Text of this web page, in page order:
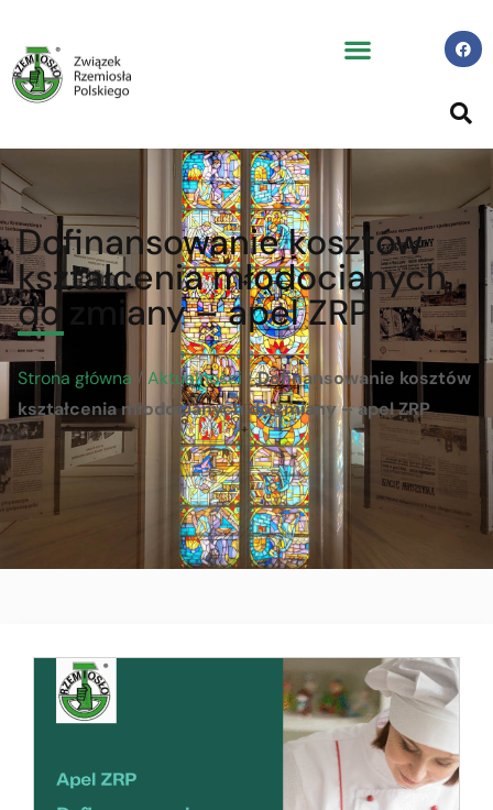
Dofinansowanie kosztów
kształcenia młodocianych
do zmiany – apel ZRP
Strona główna / Aktualności /Dofinansowanie kosztów
kształcenia młodocianych do zmiany – apel ZRP